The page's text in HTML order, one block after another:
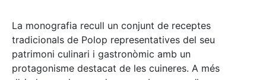
La monografia recull un conjunt de receptes
tradicionals de Polop representatives del seu
patrimoni culinari i gastronòmic amb un
protagonisme destacat de les cuineres. A més